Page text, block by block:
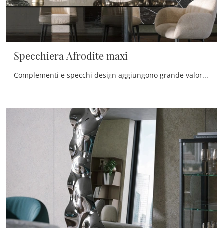
Specchiera Afrodite maxi
Complementi e specchi design aggiungono grande valore all’arredo delle nostre abitazioni e si rivelano multifunzionali oltre che belli da vedere.